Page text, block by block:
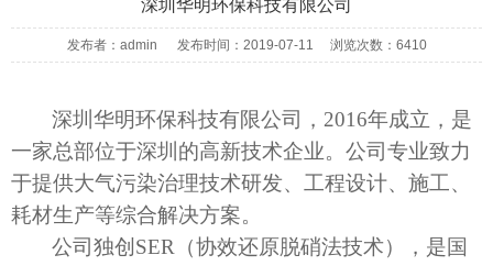
深圳华明环保科技有限公司
发布者：admin 发布时间：2019-07-11 浏览次数：6410
深圳华明环保科技有限公司， 2016年成立，是
一家总部位于深圳的高新技术企业。公司专业致力
于提供大气污染治理技术研发、工程设计、施工、
耗材生产等综合解决方案。
公司独创 SER （协效还原脱硝法技术），是国